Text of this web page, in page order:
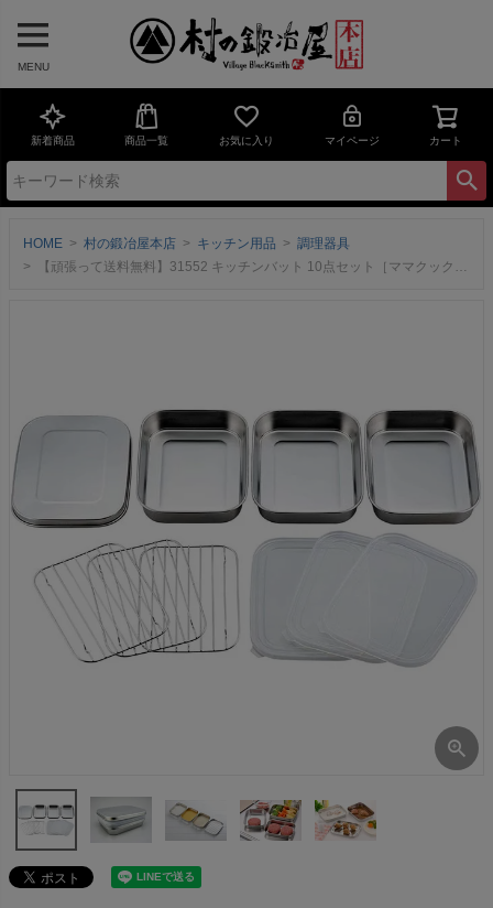
MENU
新着商品 商品一覧 お気に入り マイページ カート
HOME 村の鍛冶屋本店 キッチン用品
調理器具
【頑張って送料無料】31552 キッチンバット 10点セット［ママクック］揚げ物 着け置 下ごしらえコンパクト収納 フタ付 ステンレス 燕三条 安心の日本製 下村企販